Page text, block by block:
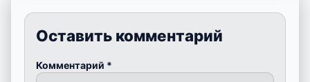
Оставить комментарий
Комментарий *